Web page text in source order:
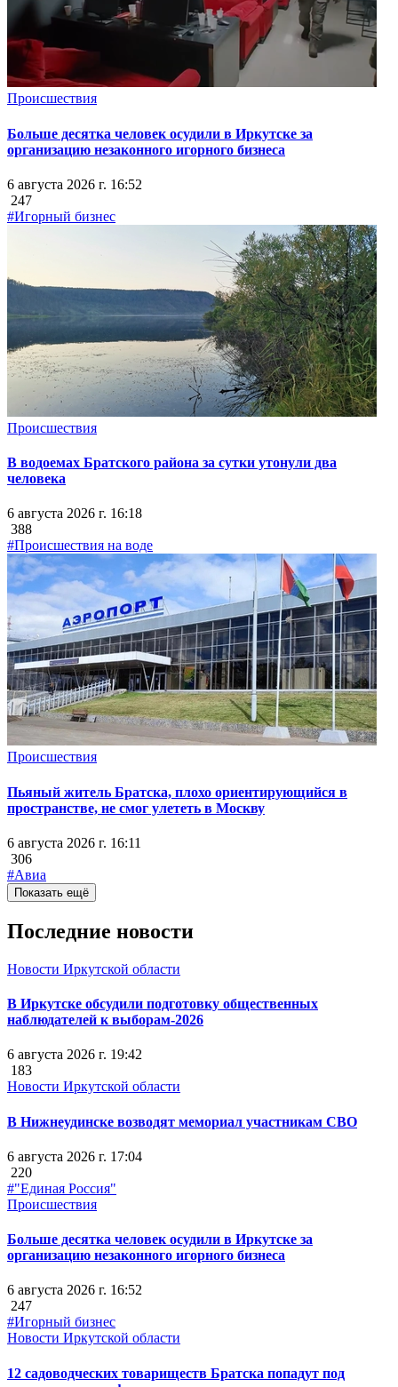
Происшествия
Больше десятка человек осудили в Иркутске за
организацию незаконного игорного бизнеса
6 августа 2026 г. 16:52
247
#Игорный бизнес
Происшествия
В водоемах Братского района за сутки утонули два
человека
6 августа 2026 г. 16:18
388
#Происшествия на воде
Происшествия
Пьяный житель Братска, плохо ориентирующийся в
пространстве, не смог улететь в Москву
6 августа 2026 г. 16:11
306
#Авиа
Показать ещё
Последние новости
Новости Иркутской области
В Иркутске обсудили подготовку общественных
наблюдателей к выборам-2026
6 августа 2026 г. 19:42
183
Новости Иркутской области
В Нижнеудинске возводят мемориал участникам СВО
6 августа 2026 г. 17:04
220
#"Единая Россия"
Происшествия
Больше десятка человек осудили в Иркутске за
организацию незаконного игорного бизнеса
6 августа 2026 г. 16:52
247
#Игорный бизнес
Новости Иркутской области
12 садоводческих товариществ Братска попадут под